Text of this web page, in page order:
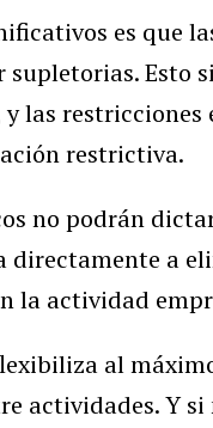
es que
Esto
las
restrictiva.
no podrán
directamente a
la actividad
al
actividades. Y